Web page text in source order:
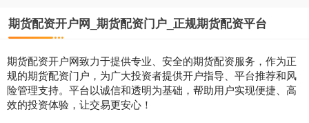
期货配资开户网_期货配资门户_正规期货配资平台
期货配资开户网致力于提供专业、安全的期货配资服务，作为正
规的期货配资门户，为广大投资者提供开户指导、平台推荐和风
险管理支持。平台以诚信和透明为基础，帮助用户实现便捷、高
效的投资体验，让交易更安心！